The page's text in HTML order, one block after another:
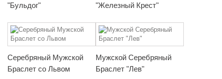
"Бульдог"
"Железный Крест"
Серебряный Мужской
Браслет со Львом
Мужской Серебряный
Браслет "Лев"